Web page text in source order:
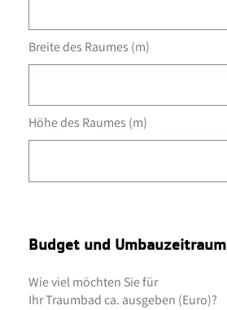
Breite des Raumes (m)
Höhe des Raumes (m)
Budget und Umbauzeitraum
Wie viel möchten Sie für
Ihr Traumbad ca. ausgeben (Euro)?